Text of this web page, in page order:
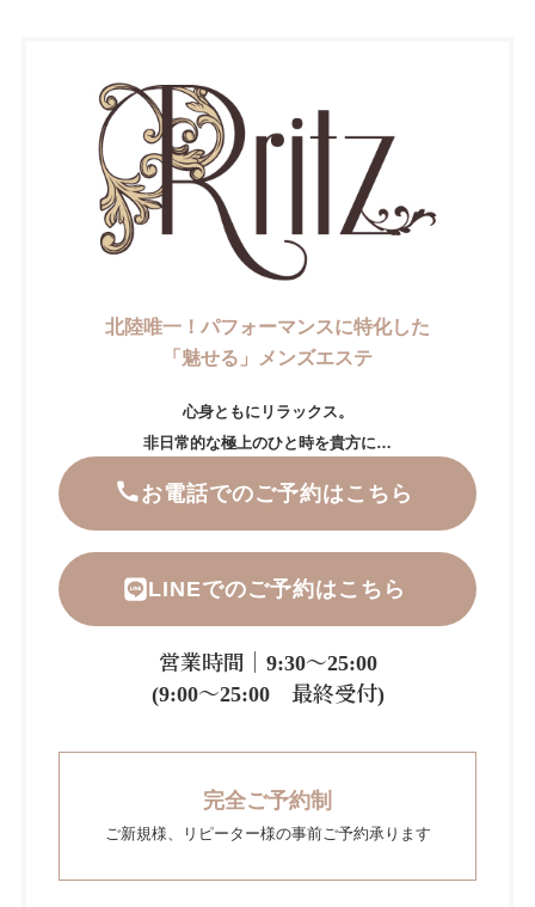
北陸唯一！パフォーマンスに特化した
「魅せる」メンズエステ
心身ともにリラックス。
非日常的な極上のひと時を貴方に…
お電話でのご予約はこちら
LINEでのご予約はこちら
営業時間｜9:30～25:00
(9:00～25:00 最終受付)
完全ご予約制
ご新規様、リピーター様の事前ご予約承ります